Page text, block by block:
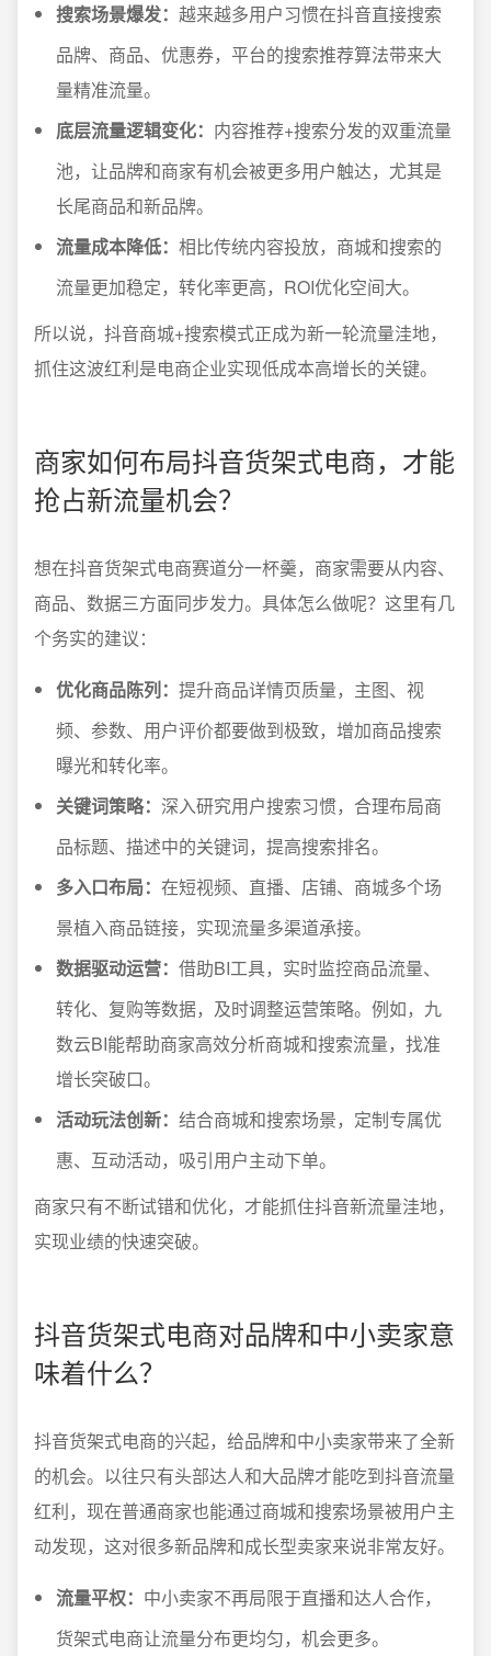
搜索场景爆发： 越来越多用户习惯在抖音直接搜索
品牌、商品、优惠券，平台的搜索推荐算法带来大
量精准流量。
底层流量逻辑变化： 内容推荐+搜索分发的双重流量
池，让品牌和商家有机会被更多用户触达，尤其是
长尾商品和新品牌。
流量成本降低： 相比传统内容投放，商城和搜索的
流量更加稳定，转化率更高，ROI优化空间大。
所以说，抖音商城+搜索模式正成为新一轮流量洼地，
抓住这波红利是电商企业实现低成本高增长的关键。
商家如何布局抖音货架式电商，才能
抢占新流量机会？
想在抖音货架式电商赛道分一杯羹，商家需要从内容、
商品、数据三方面同步发力。具体怎么做呢？这里有几
个务实的建议：
优化商品陈列： 提升商品详情页质量，主图、视
频、参数、用户评价都要做到极致，增加商品搜索
曝光和转化率。
关键词策略： 深入研究用户搜索习惯，合理布局商
品标题、描述中的关键词，提高搜索排名。
多入口布局： 在短视频、直播、店铺、商城多个场
景植入商品链接，实现流量多渠道承接。
数据驱动运营： 借助BI工具，实时监控商品流量、
转化、复购等数据，及时调整运营策略。例如，九
数云BI能帮助商家高效分析商城和搜索流量，找准
增长突破口。
活动玩法创新： 结合商城和搜索场景，定制专属优
惠、互动活动，吸引用户主动下单。
商家只有不断试错和优化，才能抓住抖音新流量洼地，
实现业绩的快速突破。
抖音货架式电商对品牌和中小卖家意
味着什么？
抖音货架式电商的兴起，给品牌和中小卖家带来了全新
的机会。以往只有头部达人和大品牌才能吃到抖音流量
红利，现在普通商家也能通过商城和搜索场景被用户主
动发现，这对很多新品牌和成长型卖家来说非常友好。
流量平权： 中小卖家不再局限于直播和达人合作，
货架式电商让流量分布更均匀，机会更多。